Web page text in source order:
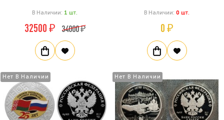
В Наличии: 1 Шт.
32500 ₽ 34000 ₽
В Наличии: 0 Шт.
0 ₽
Нет В Наличии Нет В Наличии